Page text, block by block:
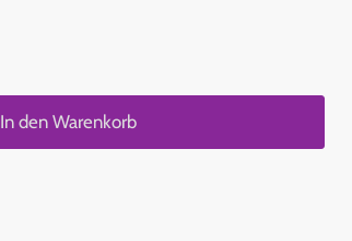
In den Warenkorb